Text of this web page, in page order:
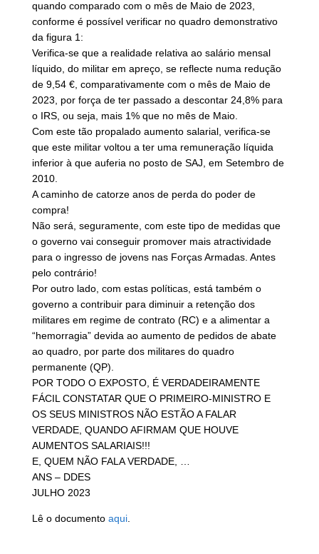
quando comparado com o mês de Maio de 2023,
conforme é possível verificar no quadro demonstrativo
da figura 1:
Verifica-se que a realidade relativa ao salário mensal
líquido, do militar em apreço, se reflecte numa redução
de 9,54 €, comparativamente com o mês de Maio de
2023, por força de ter passado a descontar 24,8% para
o IRS, ou seja, mais 1% que no mês de Maio.
Com este tão propalado aumento salarial, verifica-se
que este militar voltou a ter uma remuneração líquida
inferior à que auferia no posto de SAJ, em Setembro de
2010.
A caminho de catorze anos de perda do poder de
compra!
Não será, seguramente, com este tipo de medidas que
o governo vai conseguir promover mais atractividade
para o ingresso de jovens nas Forças Armadas. Antes
pelo contrário!
Por outro lado, com estas políticas, está também o
governo a contribuir para diminuir a retenção dos
militares em regime de contrato (RC) e a alimentar a
“hemorragia” devida ao aumento de pedidos de abate
ao quadro, por parte dos militares do quadro
permanente (QP).
POR TODO O EXPOSTO, É VERDADEIRAMENTE
FÁCIL CONSTATAR QUE O PRIMEIRO-MINISTRO E
OS SEUS MINISTROS NÃO ESTÃO A FALAR
VERDADE, QUANDO AFIRMAM QUE HOUVE
AUMENTOS SALARIAIS!!!
E, QUEM NÃO FALA VERDADE, …
ANS – DDES
JULHO 2023
Lê o documento aqui.